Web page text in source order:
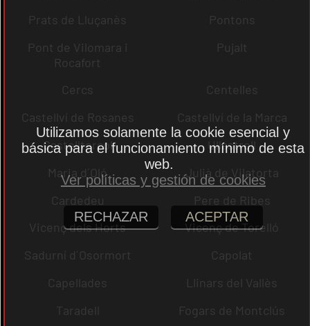
Prats de Lluçanès
Pontons
Pont de Vilomara i
Rocafort
Pujalt
Cercs
Centelles
Castellví de Rosanes
Castellví de la Marca
Castellterçol
Ullastrell
Maria d´Oló
Julià de Vilatorta
Cardedeu
Pere de Ribes
Vicenç dels Horts
Vicenç de Torelló
Sadurní d´Osormort
Capolat
Capellades
Llinars del Vallès
Taradell
Fogars de Montclús
Utilizamos solamente la cookie esencial y
básica para el funcionamiento mínimo de esta
web.
Ver políticas y gestión de cookies
RECHAZAR ACEPTAR